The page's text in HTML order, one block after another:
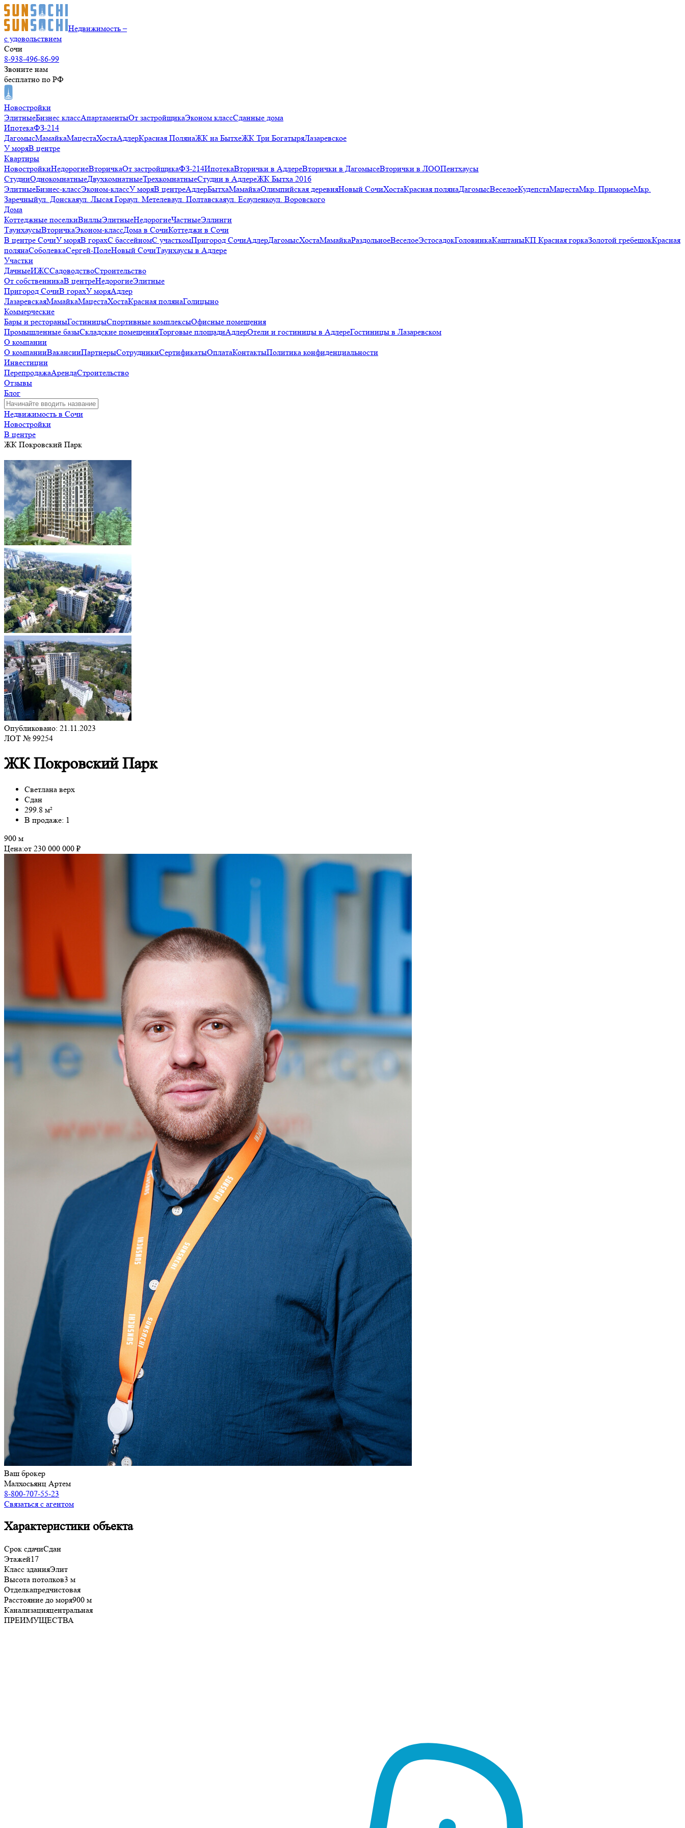
Недвижимость –
с удовольствием
Сочи
8-938-496-86-99
Звоните нам
бесплатно по РФ
Новостройки
ЭлитныеБизнес классАпартаментыОт застройщикаЭконом классСданные дома
ИпотекаФЗ-214
ДагомысМамайкаМацестаХостаАдлерКрасная ПолянаЖК на БытхеЖК Три БогатыряЛазаревское
У моряВ центре
Квартиры
НовостройкиНедорогиеВторичкаОт застройщикаФЗ-214ИпотекаВторички в АдлереВторички в ДагомысеВторички в ЛООПентхаусы
СтудииОднокомнатныеДвухкомнатныеТрехкомнатныеСтудии в АдлереЖК Бытха 2016
ЭлитныеБизнес-классЭконом-классУ моряВ центреАдлерБытхаМамайкаОлимпийская деревняНовый СочиХостаКрасная полянаДагомысВеселоеКудепстаМацестаМкр. ПриморьеМкр.
Заречныйул. Донскаяул. Лысая Гораул. Метелеваул. Полтавскаяул. Есауленкоул. Воровского
Дома
Коттеджные поселкиВиллыЭлитныеНедорогиеЧастныеЭллинги
ТаунхаусыВторичкаЭконом-классДома в СочиКоттеджи в Сочи
В центре СочиУ моряВ горахС бассейномС участкомПригород СочиАдлерДагомысХостаМамайкаРаздольноеВеселоеЭстосадокГоловинкаКаштаныКП Красная горкаЗолотой гребешокКрасная
полянаСоболевкаСергей-ПолеНовый СочиТаунхаусы в Адлере
Участки
ДачныеИЖССадоводствоСтроительство
От собственникаВ центреНедорогиеЭлитные
Пригород СочиВ горахУ моряАдлер
ЛазаревскаяМамайкаМацестаХостаКрасная полянаГолицыно
Коммерческие
Бары и рестораныГостиницыСпортивные комплексыОфисные помещения
Промышленные базыСкладские помещенияТорговые площадиАдлерОтели и гостиницы в АдлереГостиницы в Лазаревском
О компании
О компанииВакансииПартнерыСотрудникиСертификатыОплатаКонтактыПолитика конфиденциальности
Инвестиции
ПерепродажаАрендаСтроительство
Отзывы
Блог
Недвижимость в Сочи
Новостройки
В центре
ЖК Покровский Парк
Опубликовано: 21.11.2023
ЛОТ № 99254
ЖК Покровский Парк
Светлана верх
Сдан
299.8 м²
В продаже: 1
900 м
Цена:от 230 000 000 ₽
Ваш брокер
Малхосьянц Артем
8-800-707-55-23
Связаться с агентом
Характеристики объекта
Срок сдачиСдан
Этажей17
Класс зданияЭлит
Высота потолков3 м
Отделкапредчистовая
Расстояние до моря900 м
Канализацияцентральная
ПРЕИМУЩЕСТВА